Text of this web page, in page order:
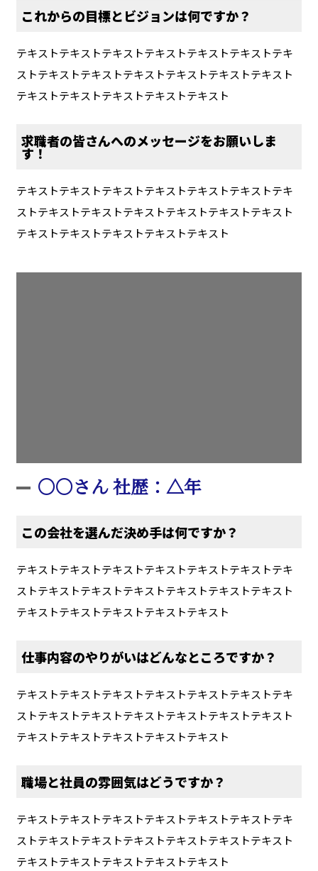
これからの目標とビジョンは何ですか？
テキストテキストテキストテキストテキストテキストテキ
ストテキストテキストテキストテキストテキストテキスト
テキストテキストテキストテキストテキスト
求職者の皆さんへのメッセージをお願いしま
す！
テキストテキストテキストテキストテキストテキストテキ
ストテキストテキストテキストテキストテキストテキスト
テキストテキストテキストテキストテキスト
〇〇さん 社歴：△年
この会社を選んだ決め手は何ですか？
テキストテキストテキストテキストテキストテキストテキ
ストテキストテキストテキストテキストテキストテキスト
テキストテキストテキストテキストテキスト
仕事内容のやりがいはどんなところですか？
テキストテキストテキストテキストテキストテキストテキ
ストテキストテキストテキストテキストテキストテキスト
テキストテキストテキストテキストテキスト
職場と社員の雰囲気はどうですか？
テキストテキストテキストテキストテキストテキストテキ
ストテキストテキストテキストテキストテキストテキスト
テキストテキストテキストテキストテキスト